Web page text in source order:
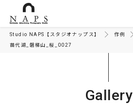
Studio NAPS【スタジオナップス】 作例
苗代湖_磐梯山_桜_0027
Gallery